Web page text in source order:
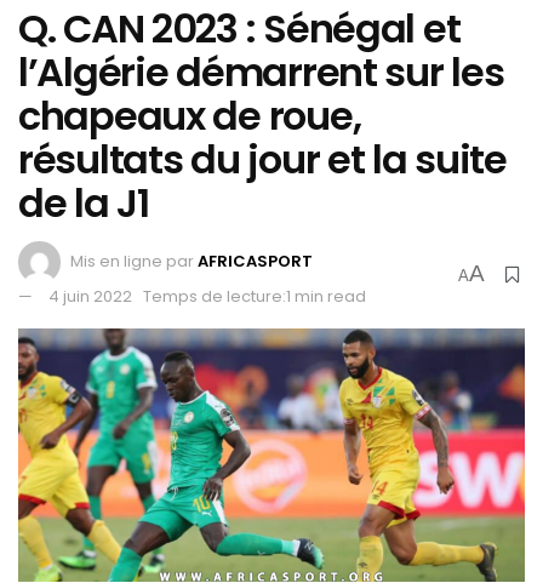
Q. CAN 2023 : Sénégal et
l’Algérie démarrent sur les
chapeaux de roue,
résultats du jour et la suite
de la J1
Mis en ligne parAFRICASPORT
4 juin 2022 Temps de lecture:1 min read
AA